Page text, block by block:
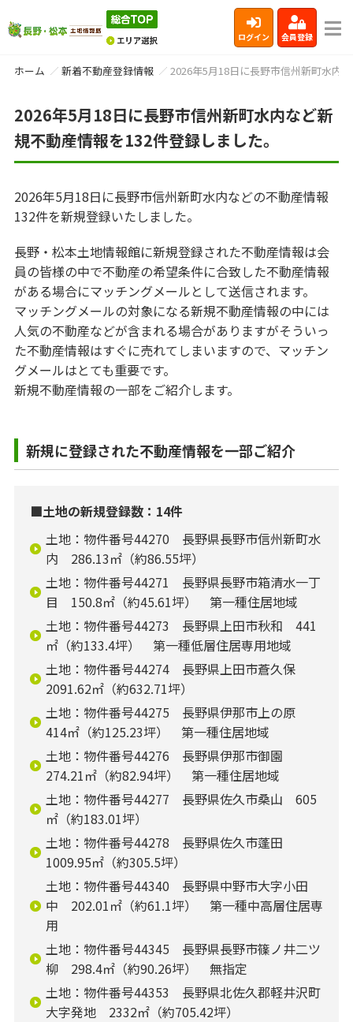
ログイン 会員登録
ホーム 新着不動産登録情報 2026年5月18日に長野市信州新町水内
2026年5月18日に長野市信州新町水内など新
規不動産情報を132件登録しました。
2026年5月18日に長野市信州新町水内などの不動産情報
132件を新規登録いたしました。
長野・松本土地情報館に新規登録された不動産情報は会
員の皆様の中で不動産の希望条件に合致した不動産情報
がある場合にマッチングメールとして送信されます。
マッチングメールの対象になる新規不動産情報の中には
人気の不動産などが含まれる場合がありますがそういっ
た不動産情報はすぐに売れてしまいますので、マッチン
グメールはとても重要です。
新規不動産情報の一部をご紹介します。
新規に登録された不動産情報を一部ご紹介
■土地の新規登録数：14件
土地：物件番号44270 長野県長野市信州新町水
内 286.13㎡（約86.55坪）
土地：物件番号44271 長野県長野市箱清水一丁
目 150.8㎡（約45.61坪） 第一種住居地域
土地：物件番号44273 長野県上田市秋和 441
㎡（約133.4坪） 第一種低層住居専用地域
土地：物件番号44274 長野県上田市蒼久保
2091.62㎡（約632.71坪）
土地：物件番号44275 長野県伊那市上の原
414㎡（約125.23坪） 第一種住居地域
土地：物件番号44276 長野県伊那市御園
274.21㎡（約82.94坪） 第一種住居地域
土地：物件番号44277 長野県佐久市桑山 605
㎡（約183.01坪）
土地：物件番号44278 長野県佐久市蓬田
1009.95㎡（約305.5坪）
土地：物件番号44340 長野県中野市大字小田
中 202.01㎡（約61.1坪） 第一種中高層住居専
用
土地：物件番号44345 長野県長野市篠ノ井二ツ
柳 298.4㎡（約90.26坪） 無指定
土地：物件番号44353 長野県北佐久郡軽井沢町
大字発地 2332㎡（約705.42坪）